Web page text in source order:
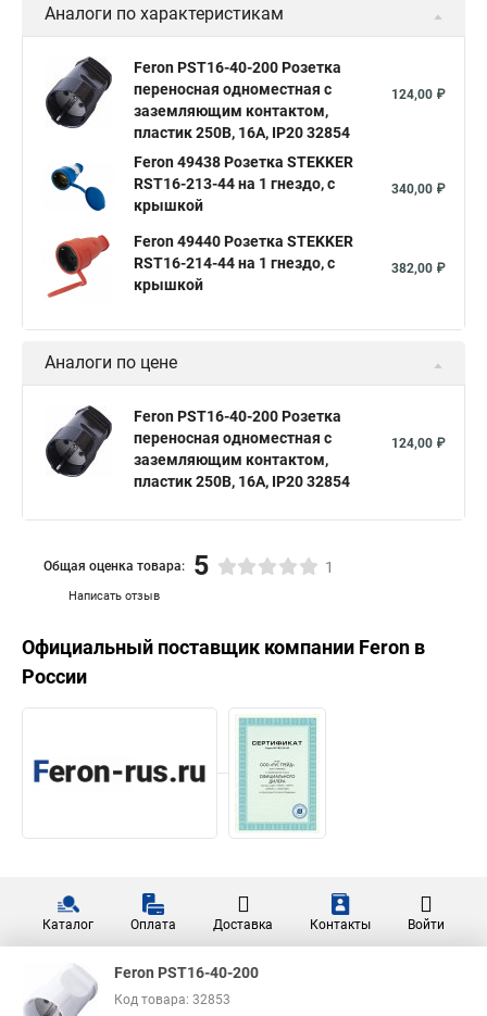
Аналоги по характеристикам
Feron PST16-40-200 Розетка
переносная одноместная с
заземляющим контактом,
пластик 250В, 16А, IP20 32854
124,00 ₽
Feron 49438 Розетка STEKKER
RST16-213-44 на 1 гнездо, с
крышкой
340,00 ₽
Feron 49440 Розетка STEKKER
RST16-214-44 на 1 гнездо, с
крышкой
382,00 ₽
Аналоги по цене
Feron PST16-40-200 Розетка
переносная одноместная с
заземляющим контактом,
пластик 250В, 16А, IP20 32854
124,00 ₽
Написать отзыв
Общая оценка товара: 5 1
Официальный поставщик компании Feron в
России
Каталог Оплата Доставка Контакты Войти
Feron PST16-40-200
Код товара: 32853